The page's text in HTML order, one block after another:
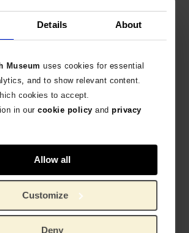
Details About
Museum uses cookies for essential
and to show relevant content.
cookies to accept.
in ourcookie policyand privacy
Allow all
Customize
Deny
€12,36
Van Gogh Nijntje Irissen